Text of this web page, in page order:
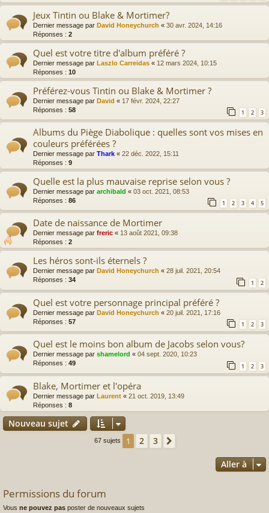
Jeux Tintin ou Blake & Mortimer?
Dernier message par David Honeychurch « 30 avr. 2024, 14:16
Réponses : 2
Quel est votre titre d'album préféré ?
Dernier message par Laszlo Carreidas « 12 mars 2024, 10:15
Réponses : 10
Préférez-vous Tintin ou Blake & Mortimer ?
Dernier message par David « 17 févr. 2024, 22:27
Réponses : 58 1 2 3
Albums du Piège Diabolique : quelles sont vos mises en
couleurs préférées ?
Dernier message par Thark « 22 déc. 2022, 15:11
Réponses : 9
Quelle est la plus mauvaise reprise selon vous ?
Dernier message par archibald « 03 oct. 2021, 08:53
Réponses : 86 1 2 3 4 5
Date de naissance de Mortimer
Dernier message par freric « 13 août 2021, 09:38
Réponses : 2
Les héros sont-ils éternels ?
Dernier message par David Honeychurch « 28 juil. 2021, 20:54
Réponses : 34 1 2
Quel est votre personnage principal préféré ?
Dernier message par David Honeychurch « 20 juil. 2021, 17:16
Réponses : 57 1 2 3
Quel est le moins bon album de Jacobs selon vous?
Dernier message par shamelord « 04 sept. 2020, 10:23
Réponses : 49 1 2 3
Blake, Mortimer et l'opéra
Dernier message par Laurent « 21 oct. 2019, 13:49
Réponses : 8
Nouveau sujet
67 sujets 1 2 3
Aller à
Permissions du forum
Vous ne pouvez pas poster de nouveaux sujets